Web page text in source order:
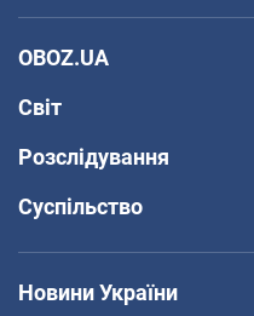
OBOZ.UA
Світ
Розслідування
Суспільство
Новини України